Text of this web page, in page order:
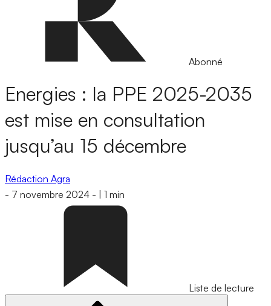
Abonné
Energies : la PPE 2025-2035
est mise en consultation
jusqu’au 15 décembre
Rédaction Agra
- 7 novembre 2024 - 1 min
Liste de lecture